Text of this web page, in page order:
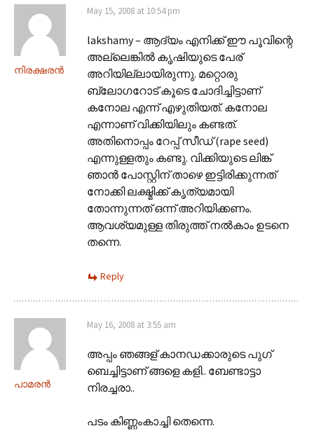
നിരക്ഷരന്‍
May 15, 2008 at 10:54 pm
lakshamy – ആദ്യം എനിക്ക് ഈ പൂവിന്റെ
അല്ലെങ്കില്‍ കൃഷിയുടെ പേര്
അറിയില്ലായിരുന്നു. മറ്റൊരു
ബ്ലോഗറോട് കൂടെ ചോദിച്ചിട്ടാണ്
കനോല എന്ന് എഴുതിയത്. കനോല
എന്നാണ് വിക്കിയിലും കണ്ടത്.
അതിനൊപ്പം റേപ്പ് സീഡ് (rape seed)
എന്നുള്ളതും കണ്ടു. വിക്കിയുടെ ലിങ്ക്
ഞാന്‍ പോസ്റ്റിന് താഴെ ഇട്ടിരിക്കുന്നത്
നോക്കി ലക്ഷ്മിക്ക് കൃത്യമായി
തോന്നുന്നത് ഒന്ന് അറിയിക്കണം.
ആവശ്യമുള്ള തിരുത്ത് നല്‍കാം ഉടനെ
തന്നെ.
Reply
പാമരന്‍
May 16, 2008 at 3:55 am
അപ്പം ഞങ്ങള്‌ കാനഡക്കാരുടെ പുഗ്‌
ബെച്ചിട്ടാണ്‌ ങ്ങളെ കളി.. ബേണ്ടാട്ടാ
നിരച്ചരാ..
പടം കിണ്ണംകാച്ചി തെന്നെ.